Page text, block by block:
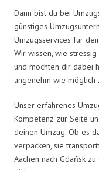
Dann bist du bei
günstiges
Umzugsservices für
Wir wissen, wie
und möchten dir dabei
angenehm wie möglich
Unser erfahrenes
Kompetenz zur Seite
deinen Umzug. Ob es
verpacken, sie
Aachen nach Gdańsk